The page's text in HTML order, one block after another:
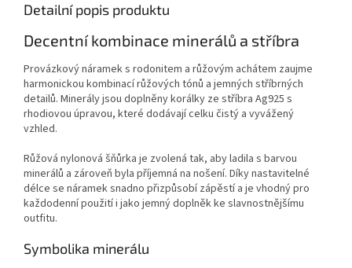
Detailní popis produktu
Decentní kombinace minerálů a stříbra
Provázkový náramek s rodonitem a růžovým achátem zaujme
harmonickou kombinací růžových tónů a jemných stříbrných
detailů. Minerály jsou doplněny korálky ze stříbra Ag925 s
rhodiovou úpravou, které dodávají celku čistý a vyvážený
vzhled.
Růžová nylonová šňůrka je zvolená tak, aby ladila s barvou
minerálů a zároveň byla příjemná na nošení. Díky nastavitelné
délce se náramek snadno přizpůsobí zápěstí a je vhodný pro
každodenní použití i jako jemný doplněk ke slavnostnějšímu
outfitu.
Symbolika minerálu